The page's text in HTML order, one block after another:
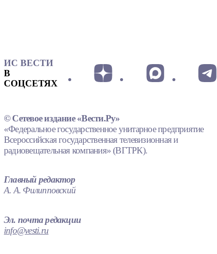
ИС ВЕСТИ
В
СОЦСЕТЯХ
© Сетевое издание «Вести.Ру»
«Федеральное государственное унитарное предприятие
Всероссийская государственная телевизионная и
радиовещательная компания» (ВГТРК).
Главный редактор
А. А. Филипповский
Эл. почта редакции
info@vesti.ru